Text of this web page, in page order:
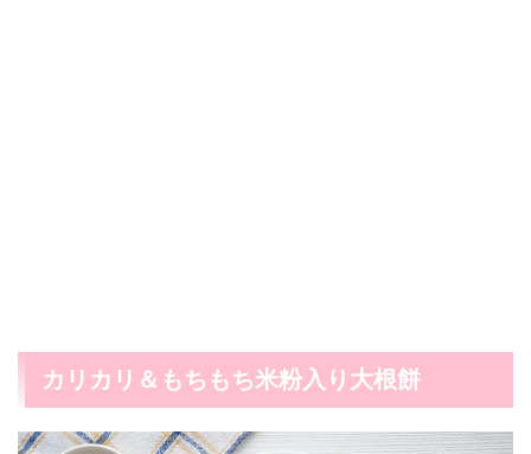
カリカリ＆もちもち米粉入り大根餅